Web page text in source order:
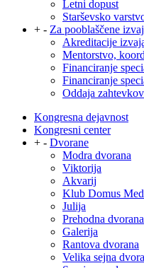
Letni dopust
Starševsko
+ - Za pooblaščene
Akreditacije
Mentorstvo,
Financiranje
Financiranje
Oddaja
Kongresna dejavnost
Kongresni center
+ - Dvorane
Modra dvorana
Viktorija
Akvarij
Klub Domus
Julija
Prehodna dvorana
Galerija
Rantova dvorana
Velika sejna